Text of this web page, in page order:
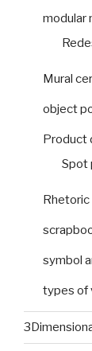
modular
Mural
object
Product
Spot
symbol
types of